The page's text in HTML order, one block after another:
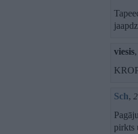
viesis,
Sch,
pirkts